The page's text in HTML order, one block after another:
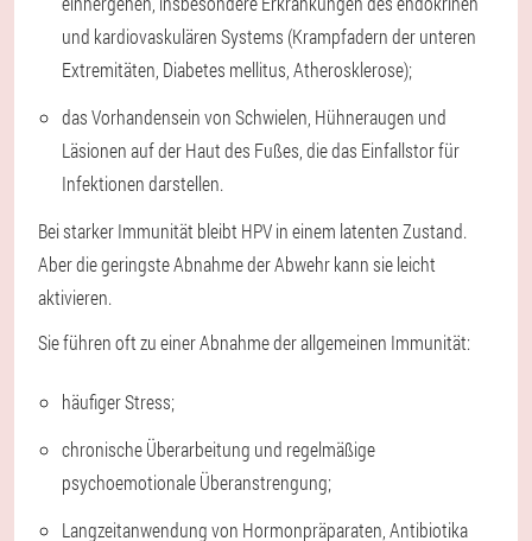
und kardiovaskulären Systems (Krampfadern der unteren
Extremitäten, Diabetes mellitus, Atherosklerose);
das Vorhandensein von Schwielen, Hühneraugen und
Läsionen auf der Haut des Fußes, die das Einfallstor für
Infektionen darstellen.
Bei starker Immunität bleibt HPV in einem latenten Zustand.
Aber die geringste Abnahme der Abwehr kann sie leicht
aktivieren.
Sie führen oft zu einer Abnahme der allgemeinen Immunität:
häufiger Stress;
chronische Überarbeitung und regelmäßige
psychoemotionale Überanstrengung;
Langzeitanwendung von Hormonpräparaten, Antibiotika